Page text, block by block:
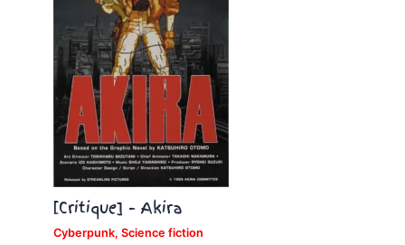
[Critique] – Akira
Cyberpunk, Science fiction